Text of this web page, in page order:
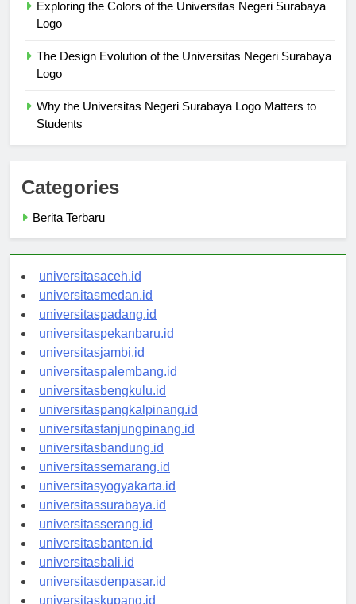
Exploring the Colors of the Universitas Negeri Surabaya
The Design Evolution of the Universitas Negeri Surabaya
Why the Universitas Negeri Surabaya Logo Matters to
Categories
universitasaceh.id
universitasmedan.id
universitaspadang.id
universitaspekanbaru.id
universitasjambi.id
universitaspalembang.id
universitasbengkulu.id
universitaspangkalpinang.id
universitastanjungpinang.id
universitasbandung.id
universitassemarang.id
universitasyogyakarta.id
universitassurabaya.id
universitasserang.id
universitasbanten.id
universitasbali.id
universitasdenpasar.id